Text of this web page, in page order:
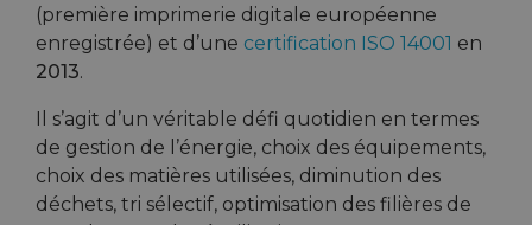
(première imprimerie digitale européenne
enregistrée) et d’une certification ISO 14001 en
2013.
Il s’agit d’un véritable défi quotidien en termes
de gestion de l’énergie, choix des équipements,
choix des matières utilisées, diminution des
déchets, tri sélectif, optimisation des filières de